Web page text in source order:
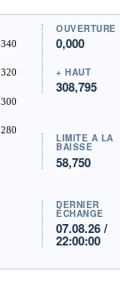
280
300
320
340
OUVERTURE
0,000
+ HAUT
308,795
LIMITE À LA
BAISSE
58,750
DERNIER
ÉCHANGE
07.08.26 /
22:00:00